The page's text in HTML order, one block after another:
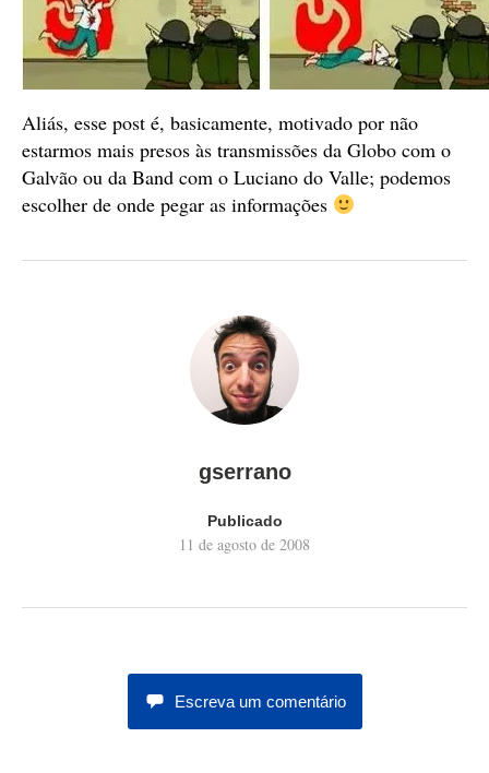
Aliás, esse post é, basicamente, motivado por não
estarmos mais presos às transmissões da Globo com o
Galvão ou da Band com o Luciano do Valle; podemos
escolher de onde pegar as informações
gserrano
Publicado
11 de agosto de 2008
Escreva um comentário